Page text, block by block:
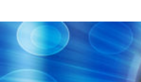
to
contentvinivida.lk